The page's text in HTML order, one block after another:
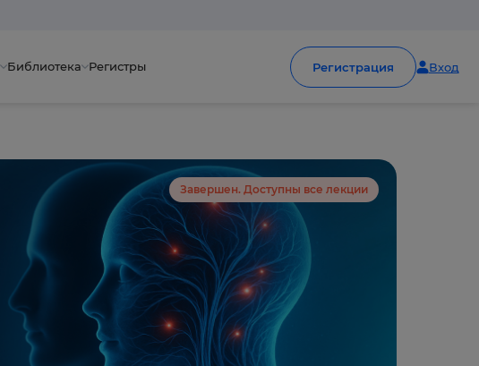
Библиотека Регистры Регистрация Вход
Завершен. Доступны все лекции